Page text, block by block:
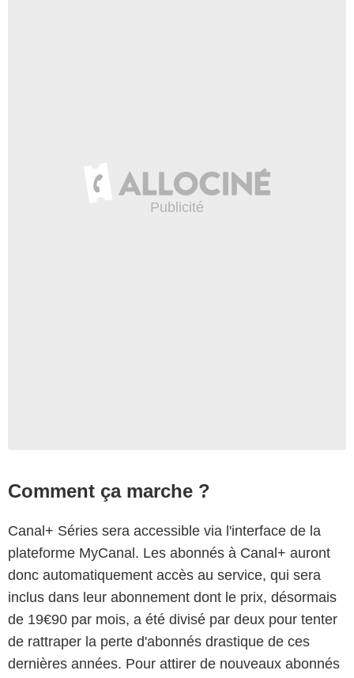
Comment ça marche ?
Canal+ Séries sera accessible via l'interface de la
plateforme MyCanal. Les abonnés à Canal+ auront
donc automatiquement accès au service, qui sera
inclus dans leur abonnement dont le prix, désormais
de 19€90 par mois, a été divisé par deux pour tenter
de rattraper la perte d'abonnés drastique de ces
dernières années. Pour attirer de nouveaux abonnés